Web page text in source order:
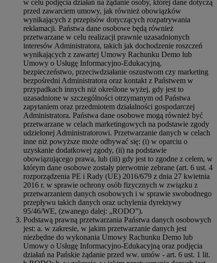
w celu podjęcia działań na żądanie osoby, której dane dotyczą
przed zawarciem umowy, jak również obowiązków
wynikających z przepisów dotyczących rozpatrywania
reklamacji. Państwa dane osobowe będą również
przetwarzane w celu realizacji prawnie uzasadnionych
interesów Administratora, takich jak dochodzenie roszczeń
wynikających z zawartej Umowy Rachunku Demo lub
Umowy o Usługę Informacyjno-Edukacyjną,
bezpieczeństwo, przeciwdziałanie oszustwom czy marketing
bezpośredni Administratora oraz kontakt z Państwem w
przypadkach innych niż określone wyżej, gdy jest to
uzasadnione w szczególności otrzymanym od Państwa
zapytaniem oraz przedmiotem działalności gospodarczej
Administratora. Państwa dane osobowe mogą również być
przetwarzane w celach marketingowych na podstawie zgody
udzielonej Administratorowi. Przetwarzanie danych w celach
inne niż powyższe może odbywać się: (i) w oparciu o
uzyskanie dodatkowej zgody, (ii) na podstawie
obowiązującego prawa, lub (iii) gdy jest to zgodne z celem, w
którym dane osobowe zostały pierwotnie zebrane (art. 6 ust. 4
rozporządzenia PE i Rady (UE) 2016/679 z dnia 27 kwietnia
2016 r. w sprawie ochrony osób fizycznych w związku z
przetwarzaniem danych osobowych i w sprawie swobodnego
przepływu takich danych oraz uchylenia dyrektywy
95/46/WE, (zwanego dalej: „RODO”).
Podstawą prawną przetwarzania Państwa danych osobowych
jest: a. w zakresie, w jakim przetwarzanie danych jest
niezbędne do wykonania Umowy Rachunku Demo lub
Umowy o Usługę Informacyjno-Edukacyjną oraz podjęcia
działań na Pańskie żądanie przed ww. umów - art. 6 ust. 1 lit.